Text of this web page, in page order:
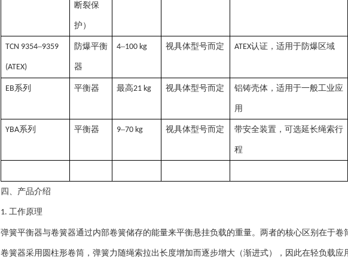
断裂保
护）
TCN 9354–9359
(ATEX)
防爆平衡
器
4–100 kg 视具体型号而定 ATEX认证，适用于防爆区域
EB系列 平衡器 最高21 kg 视具体型号而定 铝铸壳体，适用于一般工业应
用
YBA系列 平衡器 9–70 kg 视具体型号而定 带安全装置，可选延长绳索行
程
四、产品介绍
1. 工作原理
弹簧平衡器与卷簧器通过内部卷簧储存的能量来平衡悬挂负载的重量。两者的核心区别在于卷
卷簧器采用圆柱形卷筒，弹簧力随绳索拉出长度增加而逐步增大（渐进式），因此在轻负载应